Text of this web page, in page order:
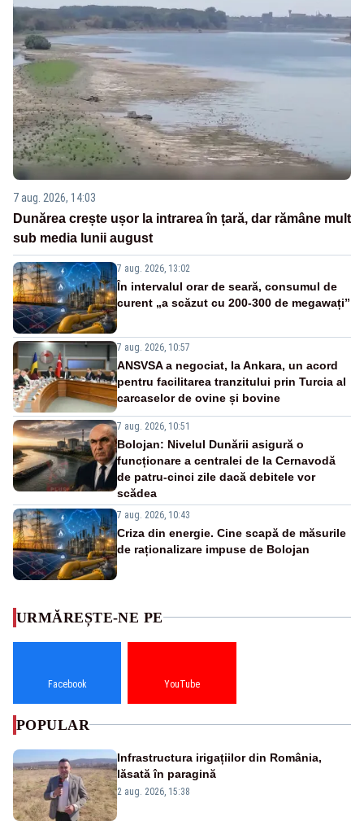
7 aug. 2026, 14:03
Dunărea crește ușor la intrarea în țară, dar rămâne mult
sub media lunii august
7 aug. 2026, 13:02
În intervalul orar de seară, consumul de
curent „a scăzut cu 200-300 de megawați”
7 aug. 2026, 10:57
ANSVSA a negociat, la Ankara, un acord
pentru facilitarea tranzitului prin Turcia al
carcaselor de ovine și bovine
7 aug. 2026, 10:51
Bolojan: Nivelul Dunării asigură o
funcționare a centralei de la Cernavodă
de patru-cinci zile dacă debitele vor
scădea
7 aug. 2026, 10:43
Criza din energie. Cine scapă de măsurile
de raționalizare impuse de Bolojan
URMĂREȘTE-NE PE
Facebook YouTube
POPULAR
Infrastructura irigațiilor din România,
lăsată în paragină
2 aug. 2026, 15:38